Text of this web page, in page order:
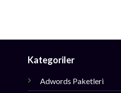
Kategoriler
Adwords Paketleri